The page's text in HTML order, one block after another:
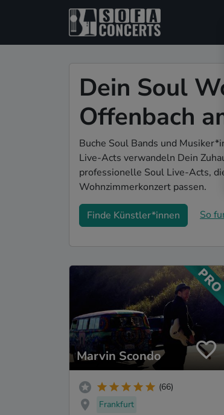
Dein Soul
Offenbach
Buche Soul Bands und
Live-Acts verwandeln Dein
professionelle Soul Live-Acts,
Wohnzimmerkonzert passen.
Finde Künstler*innen So
Marvin Scondo
(66)
Frankfurt